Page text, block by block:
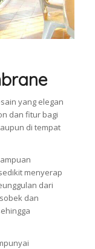
yang elegan
dan fitur bagi
di tempat
menyerap
dari
dan